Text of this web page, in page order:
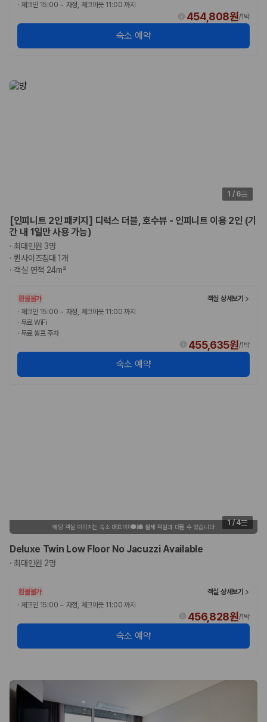
· 체크인 15:00 ~ 자정, 체크아웃 11:00 까지
454,808원/1박
숙소 예약
1 / 6
[인피니트 2인 패키지] 디럭스 더블, 호수뷰 - 인피니트 이용 2인 (기
간 내 1일만 사용 가능)
· 최대인원 3명
·퀸사이즈침대 1개
·객실 면적 24m²
환불불가
객실 상세보기
· 체크인 15:00 ~ 자정, 체크아웃 11:00 까지
· 무료 WiFi
· 무료 셀프 주차
455,635원/1박
숙소 예약
해당 객실 이미지는 숙소 대표이미지로 실제 객실과 다를 수 있습니다 1/4
Deluxe Twin Low Floor No Jacuzzi Available
· 최대인원 2명
환불불가
객실 상세보기
· 체크인 15:00 ~ 자정, 체크아웃 11:00 까지
456,828원/1박
숙소 예약